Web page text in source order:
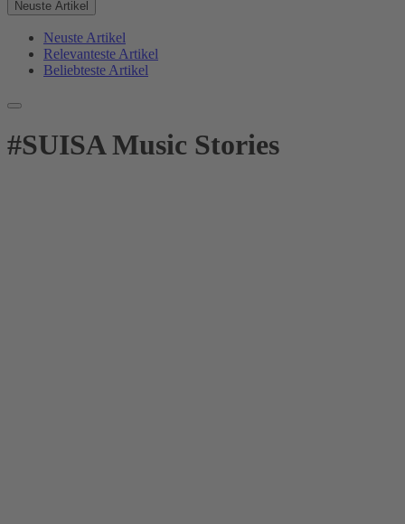
Neuste Artikel
Neuste Artikel
Relevanteste Artikel
Beliebteste Artikel
#SUISA Music Stories